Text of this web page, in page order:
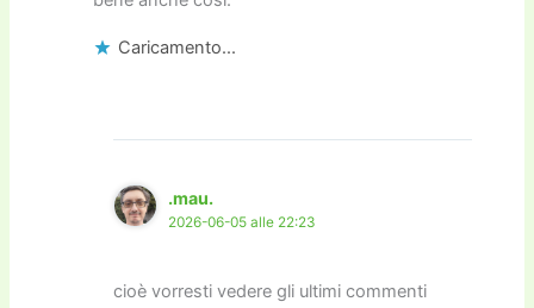
Caricamento...
.mau.
2026-06-05 alle 22:23
cioè vorresti vedere gli ultimi commenti